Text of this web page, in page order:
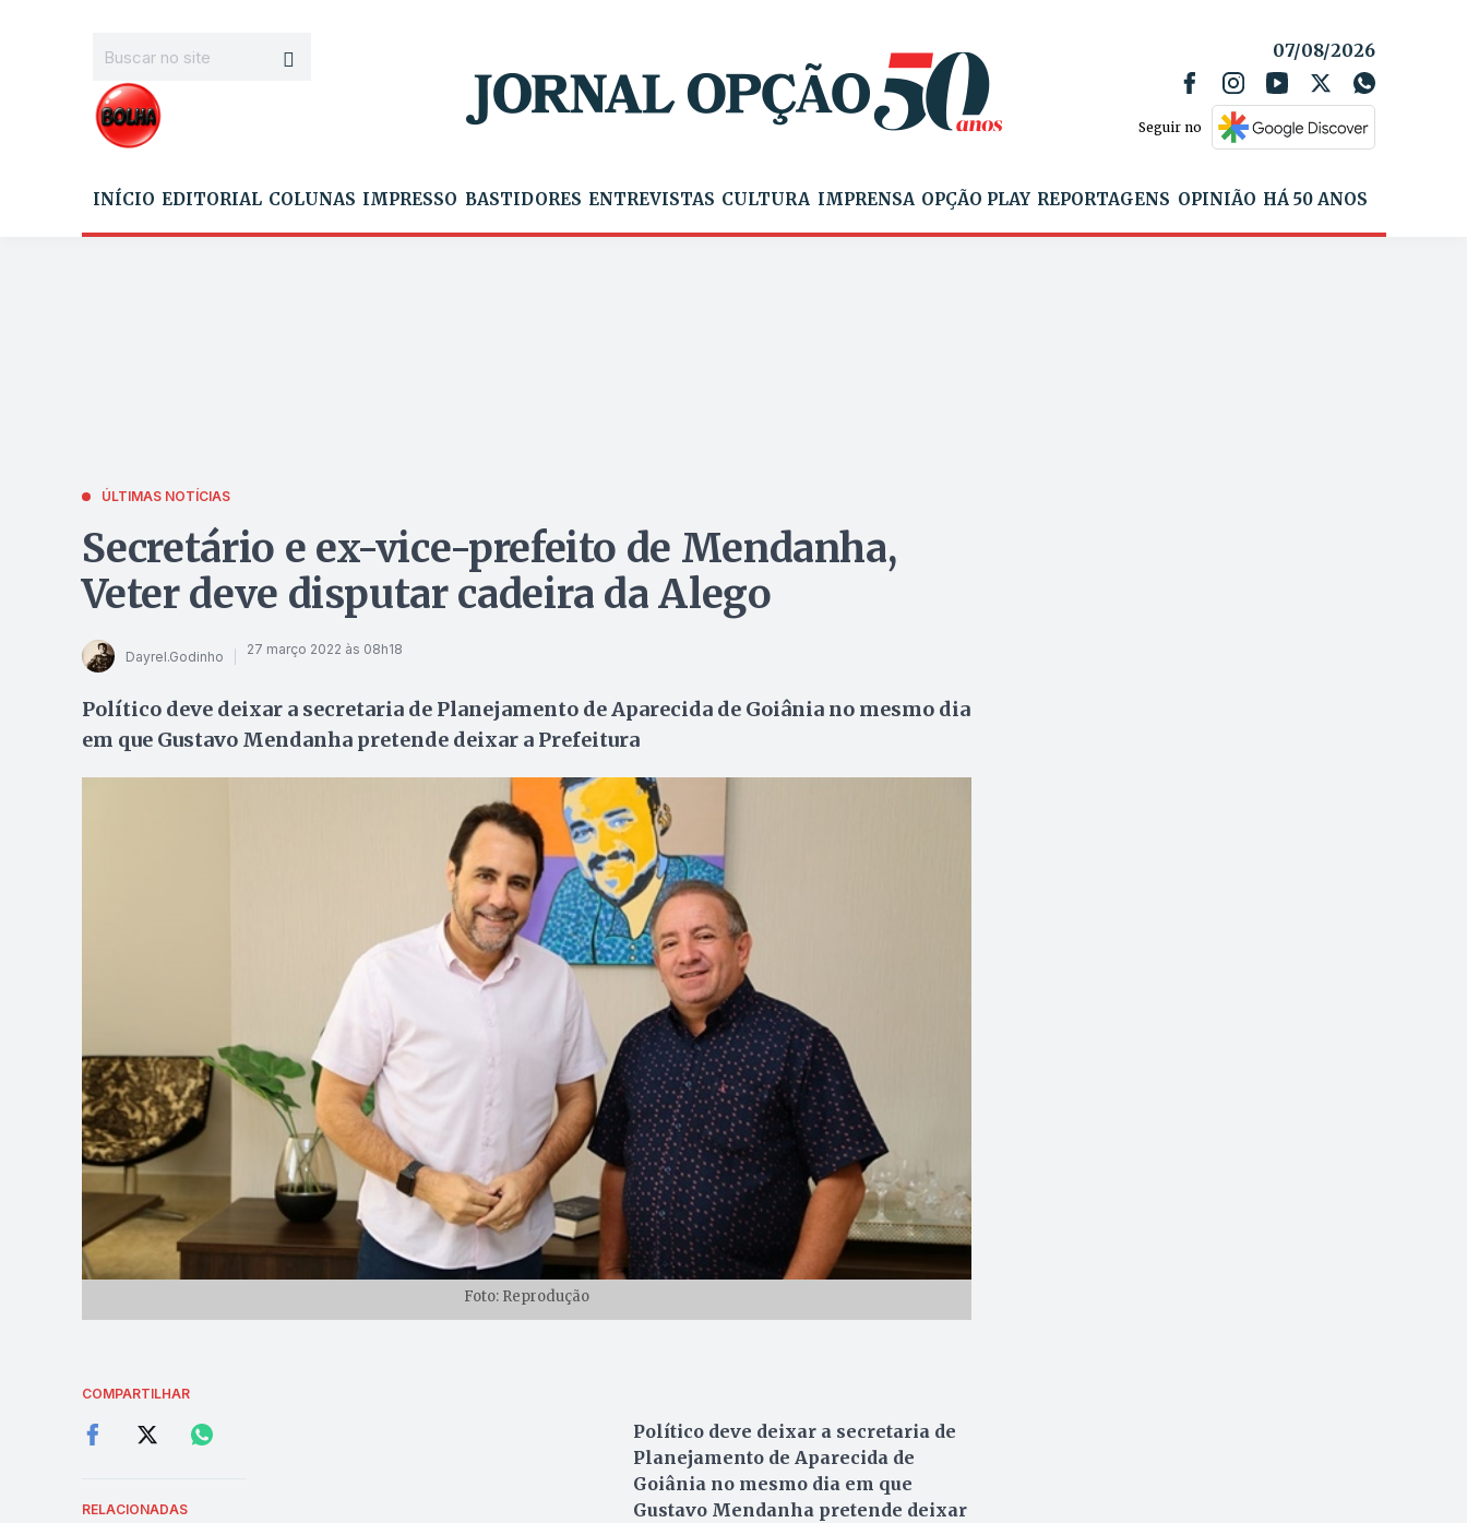
07/08/2026
Seguir no
INÍCIO EDITORIAL COLUNAS IMPRESSO BASTIDORES ENTREVISTAS CULTURA IMPRENSA OPÇÃO PLAY REPORTAGENS OPINIÃO HÁ 50 ANOS
ÚLTIMAS NOTÍCIAS
Secretário e ex-vice-prefeito de Mendanha,
Veter deve disputar cadeira da Alego
Dayrel.Godinho 27 março 2022 às 08h18
Político deve deixar a secretaria de Planejamento de Aparecida de Goiânia no mesmo dia
em que Gustavo Mendanha pretende deixar a Prefeitura
Foto: Reprodução
COMPARTILHAR
RELACIONADAS
Político deve deixar a secretaria de
Planejamento de Aparecida de
Goiânia no mesmo dia em que
Gustavo Mendanha pretende deixar